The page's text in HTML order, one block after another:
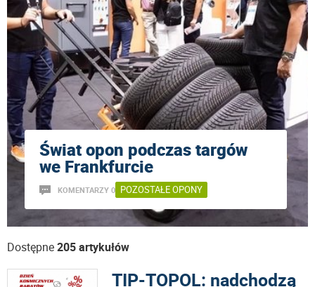
Świat opon podczas targów
we Frankfurcie
KOMENTARZY 0 POZOSTAŁE OPONY
Dostępne205 artykułów
TIP-TOPOL: nadchodzą